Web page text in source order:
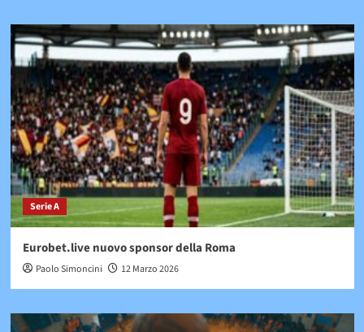
Serie A
Eurobet.live nuovo sponsor della Roma
Paolo Simoncini 12 Marzo 2026